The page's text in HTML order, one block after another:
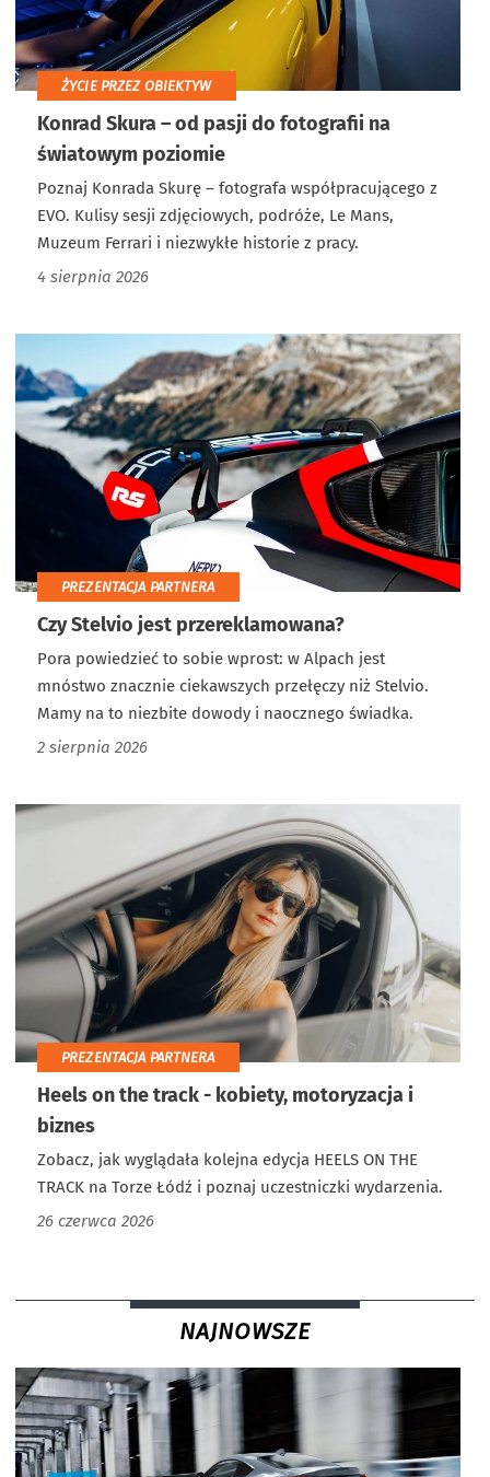
ŻYCIE PRZEZ OBIEKTYW
Konrad Skura – od pasji do fotografii na
światowym poziomie
Poznaj Konrada Skurę – fotografa współpracującego z
EVO. Kulisy sesji zdjęciowych, podróże, Le Mans,
Muzeum Ferrari i niezwykłe historie z pracy.
4 sierpnia 2026
PREZENTACJA PARTNERA
Czy Stelvio jest przereklamowana?
Pora powiedzieć to sobie wprost: w Alpach jest
mnóstwo znacznie ciekawszych przełęczy niż Stelvio.
Mamy na to niezbite dowody i naocznego świadka.
2 sierpnia 2026
PREZENTACJA PARTNERA
Heels on the track - kobiety, motoryzacja i
biznes
Zobacz, jak wyglądała kolejna edycja HEELS ON THE
TRACK na Torze Łódź i poznaj uczestniczki wydarzenia.
26 czerwca 2026
NAJNOWSZE